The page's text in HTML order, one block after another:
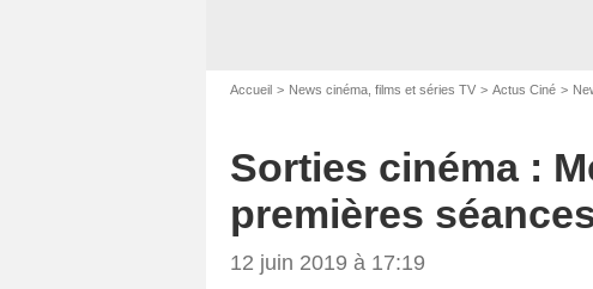
Accueil News cinéma, films et séries TV Actus Ciné
Sorties cinéma :
premières
12 juin 2019 à 17:19